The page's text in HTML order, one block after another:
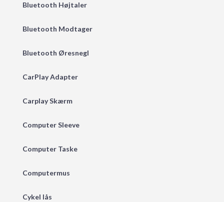
Bluetooth Højtaler
Bluetooth Modtager
Bluetooth Øresnegl
CarPlay Adapter
Carplay Skærm
Computer Sleeve
Computer Taske
Computermus
Cykel lås